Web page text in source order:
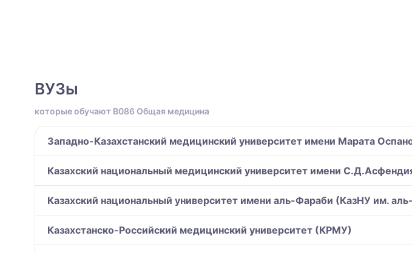
ВУЗы
которые обучают B086 Общая медицина
Западно-Казахстанский медицинский университет имени Марата
Казахский национальный медицинский университет имени
Казахский национальный университет имени аль-Фараби (КазНУ им.
Казахстанско-Российский медицинский университет (КРМУ)